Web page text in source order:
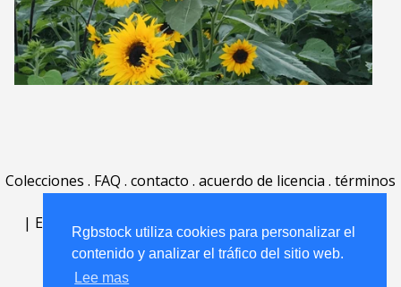
Rgbstock utiliza cookies para personalizar el
contenido y analizar el tráfico del sitio web.
Lee mas
Colecciones . FAQ . contacto . acuerdo de licencia . términos
| English | Deutsch| Español Português
Nederlands|